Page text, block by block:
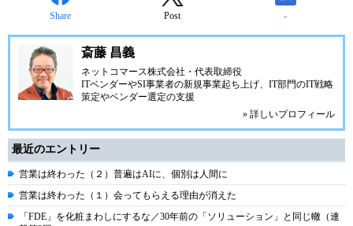
Share Post -
斎藤 昌義
ネットコマース株式会社 ・代表取締役
ITベンダーやSI事業者の新規事業起ち上げ、IT部門のIT戦略
策定やベンダー選定の支援
» 詳しいプロフィール
最近のエントリー
営業は終わった（２）普遍はAIに、個別は人間に
営業は終わった（１）会ってもらえる理由が消えた
「FDE」を化粧まわしにするな／30年前の「ソリューション」と同じ轍（連